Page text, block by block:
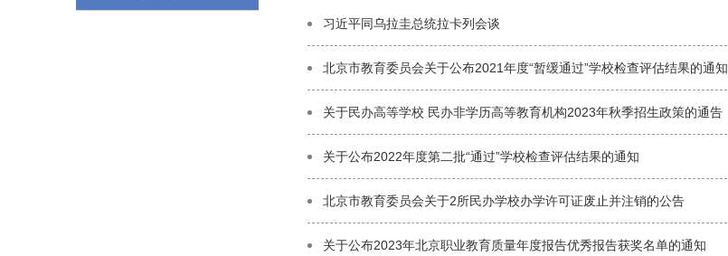
习近平同乌拉圭总统拉卡列会谈
北京市教育委员会关于公布2021年度“暂缓通过”学校检查评估结果的通知
关于民办高等学校 民办非学历高等教育机构2023年秋季招生政策的通告
关于公布2022年度第二批“通过”学校检查评估结果的通知
北京市教育委员会关于2所民办学校办学许可证废止并注销的公告
关于公布2023年北京职业教育质量年度报告优秀报告获奖名单的通知